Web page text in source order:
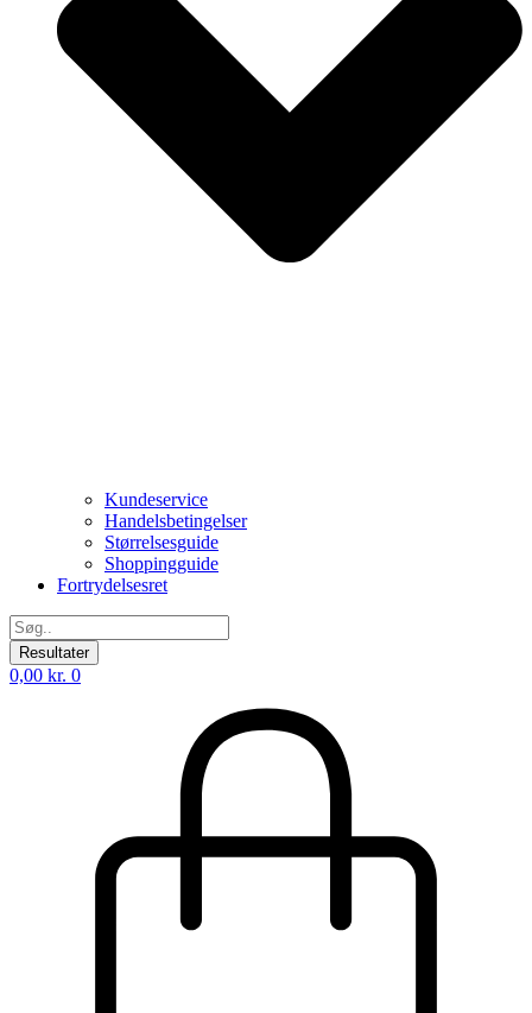
Kundeservice
Handelsbetingelser
Størrelsesguide
Shoppingguide
Fortrydelsesret
Search
...Resultater
0,00 kr. 0